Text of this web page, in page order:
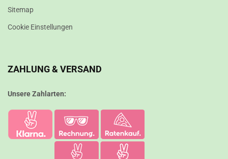
Sitemap
Cookie Einstellungen
ZAHLUNG & VERSAND
Unsere Zahlarten: